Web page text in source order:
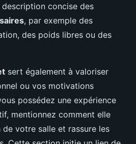
concise des
, par exemple des
des poids libres ou des
sert également à valoriser
ou vos motivations
possédez une expérience
mentionnez comment elle
votre salle et rassure les